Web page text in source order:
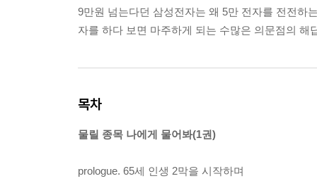
9만원 넘는다던 삼성전자는 왜 5만 전자를 전전하
자를 하다 보면 마주하게 되는 수많은 의문점의 해
목차
물릴 종목 나에게 물어봐(1권)
prologue. 65세 인생 2막을 시작하며